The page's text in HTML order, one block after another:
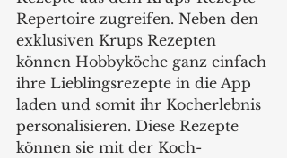
Repertoire zugreifen. Neben den
exklusiven Krups Rezepten
können Hobbyköche ganz einfach
ihre Lieblingsrezepte in die App
laden und somit ihr Kocherlebnis
personalisieren. Diese Rezepte
können sie mit der Koch-